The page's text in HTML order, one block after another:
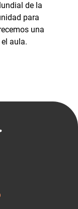
de la
para
una
aula.